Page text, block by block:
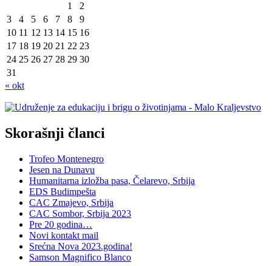
1
2
3
4 5 6 7 8
9
10 11 12 13 14 15 16
17 18 19 20 21 22 23
24 25 26 27 28 29 30
31
« okt
Skorašnji članci
Trofeo Montenegro
Jesen na Dunavu
Humanitarna izložba pasa, Čelarevo, Srbija
EDS Budimpešta
CAC Zmajevo, Srbija
CAC Sombor, Srbija 2023
Pre 20 godina…
Novi kontakt mail
Srećna Nova 2023.godina!
Samson Magnifico Blanco